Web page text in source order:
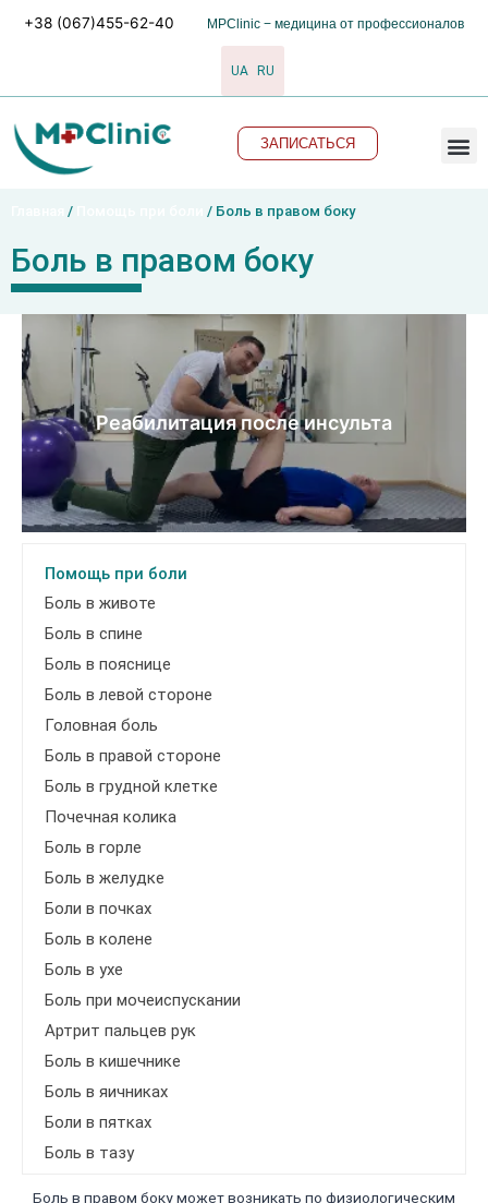
+38 (067)455-62-40 MPClinic − медицина от профессионалов
UA RU
ЗАПИСАТЬСЯ
/ / Боль в правом боку
Боль в правом боку
Боль в правом боку может возникать по физиологическим
Реабилитация после инсульта
Помощь при боли
Боль в животе
Боль в спине
Боль в пояснице
Боль в левой стороне
Головная боль
Боль в правой стороне
Боль в грудной клетке
Почечная колика
Боль в горле
Боль в желудке
Боли в почках
Боль в колене
Боль в ухе
Боль при мочеиспускании
Артрит пальцев рук
Боль в кишечнике
Боль в яичниках
Боли в пятках
Боль в тазу